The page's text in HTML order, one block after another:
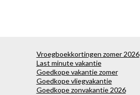
Vroegboekkortingen zomer 2026
Last minute vakantie
Goedkope vakantie zomer
Goedkope vliegvakantie
Goedkope zonvakantie 2026